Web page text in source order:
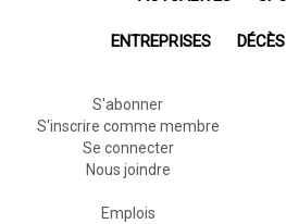
ENTREPRISES DÉCÈS
S'abonner
S'inscrire comme membre
Se connecter
Nous joindre
Emplois